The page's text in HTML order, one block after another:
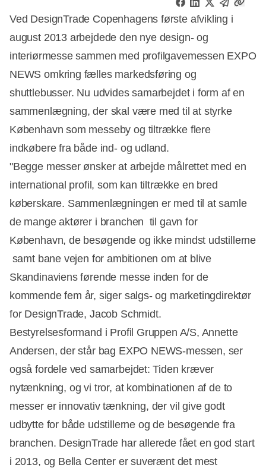
Ved DesignTrade Copenhagens første afvikling i
august 2013 arbejdede den nye design- og
interiørmesse sammen med profilgavemessen EXPO
NEWS omkring fælles markedsføring og
shuttlebusser. Nu udvides samarbejdet i form af en
sammenlægning, der skal være med til at styrke
København som messeby og tiltrække flere
indkøbere fra både ind- og udland.
"Begge messer ønsker at arbejde målrettet med en
international profil, som kan tiltrække en bred
køberskare. Sammenlægningen er med til at samle
de mange aktører i branchen  til gavn for
København, de besøgende og ikke mindst udstillerne
 samt bane vejen for ambitionen om at blive
Skandinaviens førende messe inden for de
kommende fem år, siger salgs- og marketingdirektør
for DesignTrade, Jacob Schmidt.
Bestyrelsesformand i Profil Gruppen A/S, Annette
Andersen, der står bag EXPO NEWS-messen, ser
også fordele ved samarbejdet: Tiden kræver
nytænkning, og vi tror, at kombinationen af de to
messer er innovativ tænkning, der vil give godt
udbytte for både udstillerne og de besøgende fra
branchen. DesignTrade har allerede fået en god start
i 2013, og Bella Center er suverænt det mest